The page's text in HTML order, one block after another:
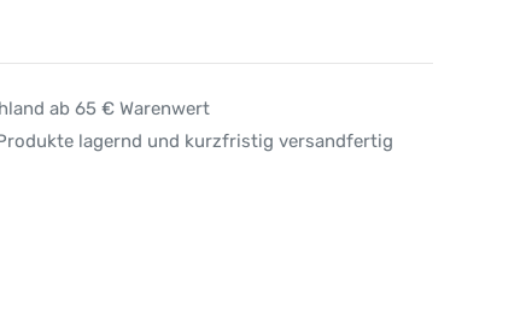
ab 65 € Warenwert
lagernd und kurzfristig versandfertig